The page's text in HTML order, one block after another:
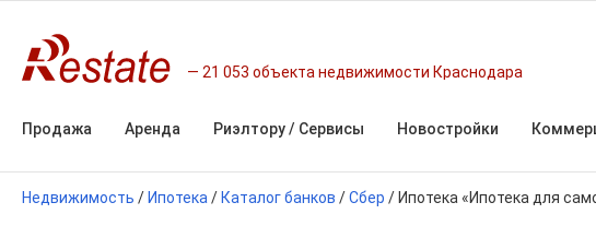
21 053 объекта недвижимости Краснодара
Продажа Аренда Риэлтору / Сервисы Новостройки
Недвижимость / Ипотека / Каталог банков /Сбер / Ипотека «Ипотека для